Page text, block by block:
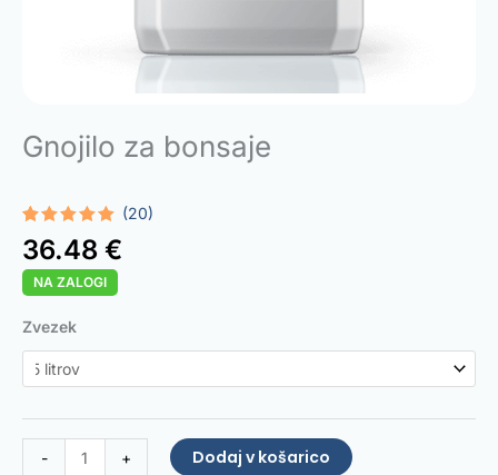
Gnojilo za bonsaje
Ocenjeno z
4.95od 5
na podlagi
ocene
20
strank
(20)
36.48 €
NA ZALOGI
Zvezek
-
Bonsai
Fertilizer
količina
+ Dodaj v košarico